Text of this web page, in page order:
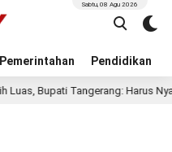
Pemerintahan Pendidikan
Sabtu, 08 Agu 2026
Tangerang: Harus Nyaman dan